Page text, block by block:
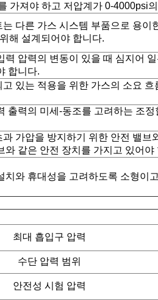
가져야 하고 저압계가 0-4000psi
다른 가스 시스템 부품으로 용이
해 설계되어야 합니다.
력 압력의 변동이 있을 때 심지어
합니다.
있는 적용을 위한 가스의 소요
출력의 미세-동조를 고려하는 조
가압을 방지하기 위한 안전 밸브
와 같은 안전 장치를 가지고 있어야
치와 휴대성을 고려하도록 소형이
최대 흡입구 압력
수단 압력 범위
안전성 시험 압력